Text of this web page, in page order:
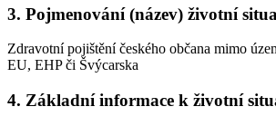
3. Pojmenování (název) životní
Zdravotní pojištění českého občana mimo
EU, EHP či Švýcarska
4. Základní informace k životní